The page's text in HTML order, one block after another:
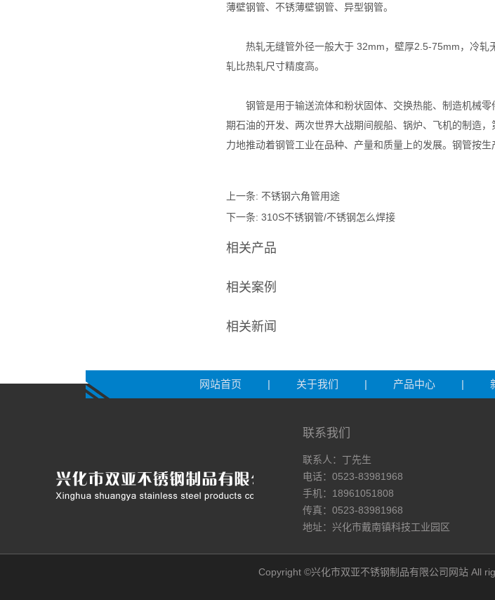
薄壁钢管、不锈薄壁钢管、异型钢管。
热轧无缝管外径一般大于 32mm，壁厚2.5-75mm，冷轧
轧比热轧尺寸精度高。
钢管是用于输送流体和粉状固体、交换热能、制造机械零
期石油的开发、两次世界大战期间舰船、锅炉、飞机的制造
力地推动着钢管工业在品种、产量和质量上的发展。钢管按
上一条: 不锈钢六角管用途
下一条: 310S不锈钢管/不锈钢怎么焊接
相关产品
相关案例
相关新闻
网站首页 | 关于我们 | 产品中心 |
联系我们
联系人：丁先生
电话：0523-83981968
手机：18961051808
传真：0523-83981968
地址：兴化市戴南镇科技工业园区
Copyright ©兴化市双亚不锈钢制品有限公司网站 All